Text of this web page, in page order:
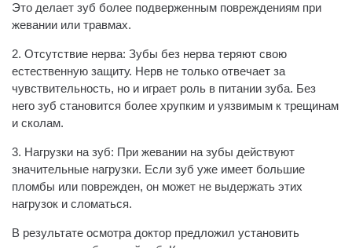
Это делает зуб более подверженным повреждениям при
жевании или травмах.
2. Отсутствие нерва: Зубы без нерва теряют свою
естественную защиту. Нерв не только отвечает за
чувствительность, но и играет роль в питании зуба. Без
него зуб становится более хрупким и уязвимым к трещинам
и сколам.
3. Нагрузки на зуб: При жевании на зубы действуют
значительные нагрузки. Если зуб уже имеет большие
пломбы или поврежден, он может не выдержать этих
нагрузок и сломаться.
В результате осмотра доктор предложил установить